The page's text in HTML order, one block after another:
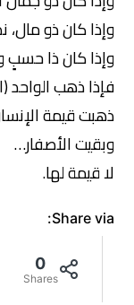
وإذا كان ذو مال،
وإذا كان ذا حسبٍ
فإذا ذهب الواحد
ذهبت قيمة
وبقيت الأصفار…
لا قيمة لها.
Share via:
0
Shares